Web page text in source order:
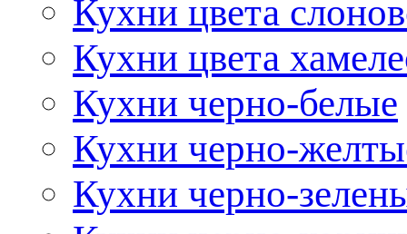
Кухни цвета
Кухни цвета
Кухни черно-белые
Кухни черно-
Кухни черно-